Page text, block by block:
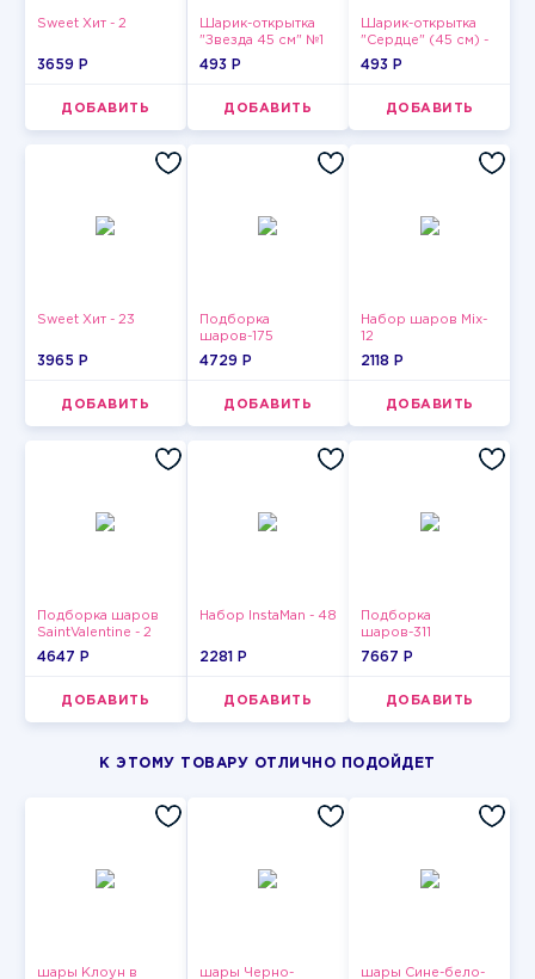
Sweet Хит - 2
3659 P
ДОБАВИТЬ
Шарик-открытка
"Звезда 45 см" №1
493 P
ДОБАВИТЬ
Шарик-открытка
"Сердце" (45 см) -
2
493 P
ДОБАВИТЬ
Sweet Хит - 23
3965 P
ДОБАВИТЬ
Подборка
шаров-175
4729 P
ДОБАВИТЬ
Набор шаров Mix-
12
2118 P
ДОБАВИТЬ
Подборка шаров
SaintValentine - 2
4647 P
ДОБАВИТЬ
Набор InstaMan - 48
2281 P
ДОБАВИТЬ
Подборка
шаров-311
7667 P
ДОБАВИТЬ
К ЭТОМУ ТОВАРУ ОТЛИЧНО ПОДОЙДЕТ
шары Клоун в
шары Черно-
шары Сине-бело-